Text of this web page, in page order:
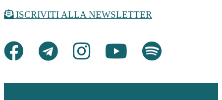
Salta
al
ISCRIVITI ALLA NEWSLETTER